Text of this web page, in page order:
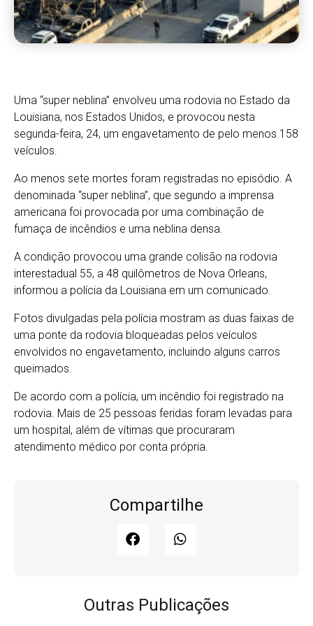
Uma “super neblina” envolveu uma rodovia no Estado da
Louisiana, nos Estados Unidos, e provocou nesta
segunda-feira, 24, um engavetamento de pelo menos 158
veículos.
Ao menos sete mortes foram registradas no episódio. A
denominada “super neblina”, que segundo a imprensa
americana foi provocada por uma combinação de
fumaça de incêndios e uma neblina densa.
A condição provocou uma grande colisão na rodovia
interestadual 55, a 48 quilômetros de Nova Orleans,
informou a polícia da Louisiana em um comunicado.
Fotos divulgadas pela polícia mostram as duas faixas de
uma ponte da rodovia bloqueadas pelos veículos
envolvidos no engavetamento, incluindo alguns carros
queimados.
De acordo com a polícia, um incêndio foi registrado na
rodovia. Mais de 25 pessoas feridas foram levadas para
um hospital, além de vítimas que procuraram
atendimento médico por conta própria.
Compartilhe
Outras Publicações